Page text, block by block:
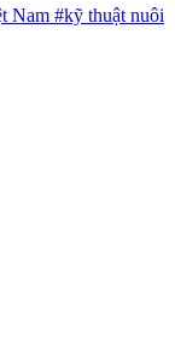
Nam #kỹ thuật nuôi